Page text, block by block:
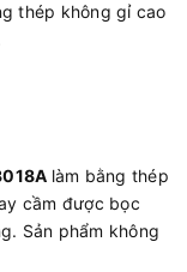
thép không gỉ cao
làm bằng thép
cầm được bọc
Sản phẩm không